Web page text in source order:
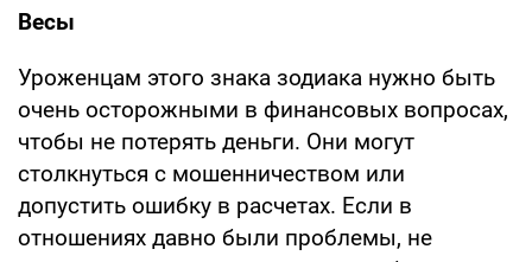
Весы
Уроженцам этого знака зодиака нужно быть
очень осторожными в финансовых вопросах,
чтобы не потерять деньги. Они могут
столкнуться с мошенничеством или
допустить ошибку в расчетах. Если в
отношениях давно были проблемы, не